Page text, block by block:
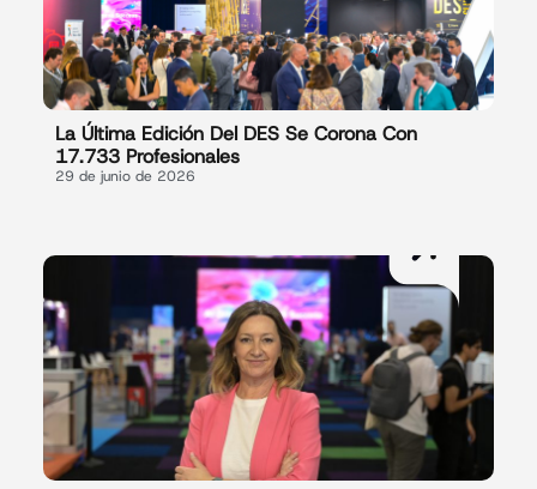
La Última Edición Del DES Se Corona Con
17.733 Profesionales
29 de junio de 2026